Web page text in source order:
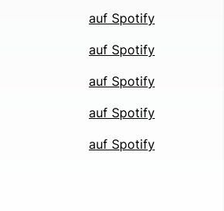
auf Spotify
auf Spotify
auf Spotify
auf Spotify
auf Spotify